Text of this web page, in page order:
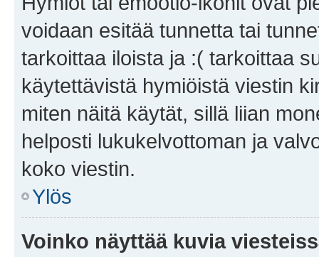
voidaan esitää tunnetta tai
tarkoittaa iloista ja :( tarkoittaa
käytettävistä hymiöistä viestin
miten näitä käytät, sillä liian
helposti lukukelvottoman ja
koko viestin.
Ylös
Voinko näyttää kuvia